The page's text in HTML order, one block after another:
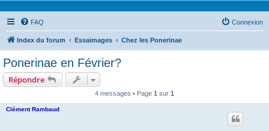
FAQ Connexion
Index du forum Essaimages Chez les Ponerinae
Ponerinae en Février?
Répondre
4 messages • Page 1 sur 1
Clément Rambaud